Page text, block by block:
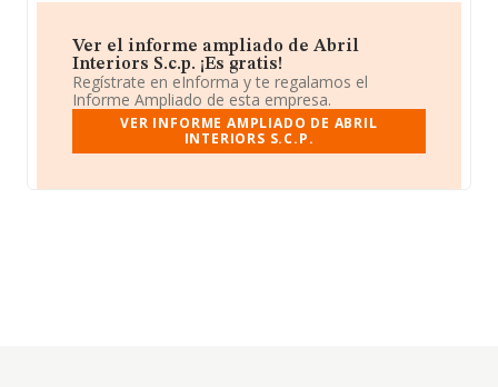
Ver el informe ampliado de Abril
Interiors S.c.p. ¡Es gratis!
Regístrate en eInforma y te regalamos el
Informe Ampliado de esta empresa.
VER INFORME AMPLIADO DE ABRIL
INTERIORS S.C.P.